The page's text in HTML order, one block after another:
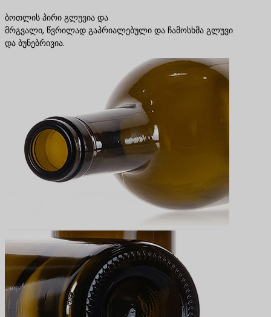
ბოთლის პირი გლუვია და
მრგვალი, წვრილად გაპრიალებული და ჩამოსხმა გლუვი
და ბუნებრივია.